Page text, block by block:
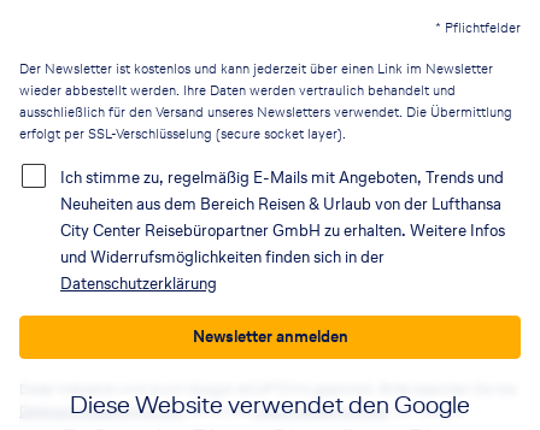
* Pflichtfelder
Der Newsletter ist kostenlos und kann jederzeit über einen Link im Newsletter
wieder abbestellt werden. Ihre Daten werden vertraulich behandelt und
ausschließlich für den Versand unseres Newsletters verwendet. Die Übermittlung
erfolgt per SSL-Verschlüsselung (secure socket layer).
Ich stimme zu, regelmäßig E-Mails mit Angeboten, Trends und
Neuheiten aus dem Bereich Reisen & Urlaub von der Lufthansa
City Center Reisebüropartner GmbH zu erhalten. Weitere Infos
und Widerrufsmöglichkeiten finden sich in der
Datenschutzerklärung
Newsletter anmelden
Diese Website verwendet den Google
Datenschutzbestimmungensowie dieNutzungsbedingungen von Google.